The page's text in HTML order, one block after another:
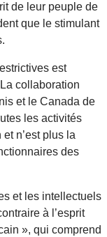
de leur peuple de
que le stimulant
est
collaboration
et le Canada de
les activités
n’est plus la
des
et les intellectuels
à l’esprit
», qui comprend